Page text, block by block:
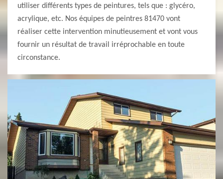
utiliser différents types de peintures, tels que : glycéro,
acrylique, etc. Nos équipes de peintres 81470 vont
réaliser cette intervention minutieusement et vont vous
fournir un résultat de travail irréprochable en toute
circonstance.